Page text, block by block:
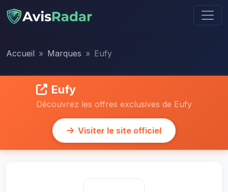
Accueil Marques Eufy
Eufy
Découvrez les offres exclusives de Eufy
Visiter le site officiel